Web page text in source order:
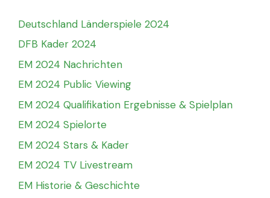
Deutschland Länderspiele 2024
DFB Kader 2024
EM 2024 Nachrichten
EM 2024 Public Viewing
EM 2024 Qualifikation Ergebnisse & Spielplan
EM 2024 Spielorte
EM 2024 Stars & Kader
EM 2024 TV Livestream
EM Historie & Geschichte